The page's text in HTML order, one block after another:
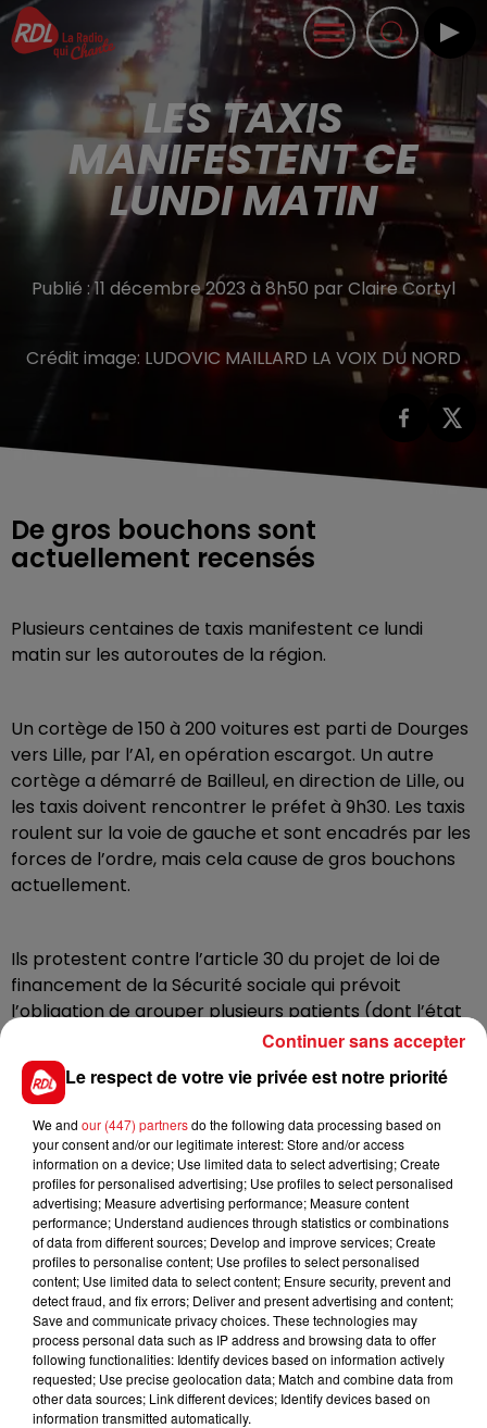
LES TAXIS
MANIFESTENT CE
LUNDI MATIN
Publié : 11 décembre 2023 à 8h50 par Claire Cortyl
Crédit image: LUDOVIC MAILLARD LA VOIX DU NORD
De gros bouchons sont
actuellement recensés
Plusieurs centaines de taxis manifestent ce lundi
matin sur les autoroutes de la région.
Un cortège de 150 à 200 voitures est parti de Dourges
vers Lille, par l’A1, en opération escargot. Un autre
cortège a démarré de Bailleul, en direction de Lille, ou
les taxis doivent rencontrer le préfet à 9h30. Les taxis
roulent sur la voie de gauche et sont encadrés par les
forces de l’ordre, mais cela cause de gros bouchons
actuellement.
Ils protestent contre l’article 30 du projet de loi de
financement de la Sécurité sociale qui prévoit
l’obligation de grouper plusieurs patients (dont l’état
de santé le permet) sur les transports médicaux à
partir de 2024
Soyez très prudents, si vous circulez dans ces
secteurs!
FIL D'ACTUS
Le respect de votre vie privée est notre priorité
We and our (447) partnersdo the following data processing based on
your consent and/or our legitimate interest: Store and/or access
information on a device; Use limited data to select advertising; Create
profiles for personalised advertising; Use profiles to select personalised
advertising; Measure advertising performance; Measure content
performance; Understand audiences through statistics or combinations
of data from different sources; Develop and improve services; Create
profiles to personalise content; Use profiles to select personalised
content; Use limited data to select content; Ensure security, prevent and
detect fraud, and fix errors; Deliver and present advertising and content;
Save and communicate privacy choices. These technologies may
process personal data such as IP address and browsing data to offer
following functionalities: Identify devices based on information actively
requested; Use precise geolocation data; Match and combine data from
other data sources; Link different devices; Identify devices based on
information transmitted automatically.
Continuer sans accepter